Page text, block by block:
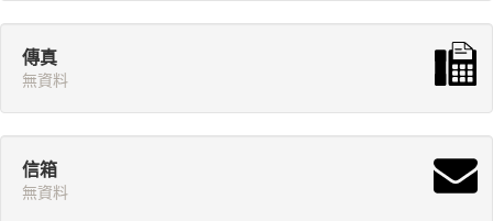
傳真
無資料
信箱
無資料